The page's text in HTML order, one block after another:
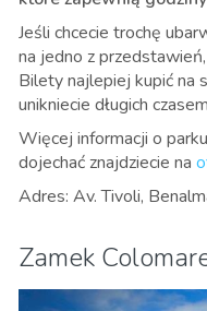
Jeśli chcecie trochę
na jedno z
Bilety najlepiej kupić na
unikniecie długich
Więcej informacji o
dojechać znajdziecie na
Adres: Av. Tivoli,
Zamek